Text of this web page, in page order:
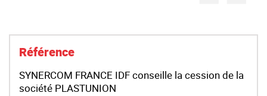
Référence
SYNERCOM FRANCE IDF conseille la cession de la
société PLASTUNION